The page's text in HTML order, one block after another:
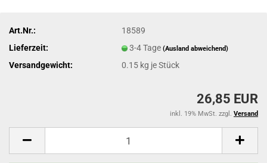
Art.Nr.:
18589
Lieferzeit:
3-4 Tage(Ausland abweichend)
Versandgewicht: 0.15 kg je Stück
26,85 EUR
inkl. 19% MwSt. zzgl. Versand